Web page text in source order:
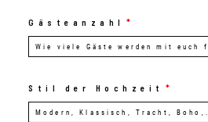
Gästeanzahl
Stil der Hochzeit